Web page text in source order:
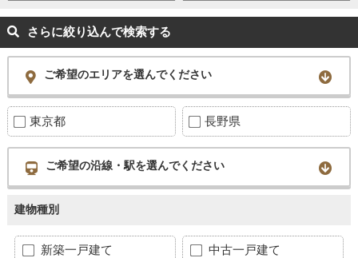
さらに絞り込んで検索する
ご希望のエリアを選んでください
東京都 長野県
ご希望の沿線・駅を選んでください
建物種別
新築一戸建て 中古一戸建て